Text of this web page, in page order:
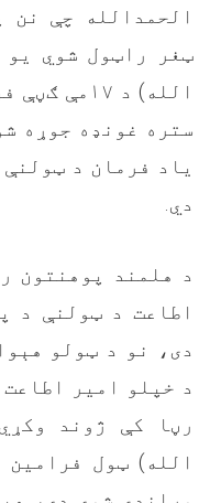
الحمدالله چې
ټغر راټول شوي يو
الله) د
ستره غونډه جوړه
یاد فرمان د
دي.
د هلمند پوهنتون
اطاعت د ټولنې د
دی، نو د ټولو
د خپلو امیر اطاعت
رڼا کې ژوند
الله) ټول